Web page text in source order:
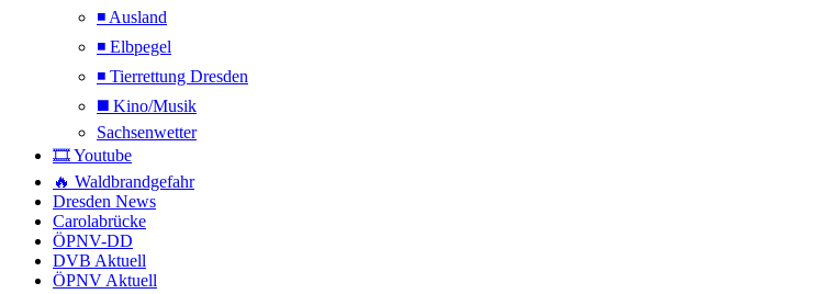
◾ Ausland
◾ Elbpegel
◾ Tierrettung Dresden
◼️ Kino/Musik
Sachsenwetter
🎞️ Youtube
🔥 Waldbrandgefahr
Dresden News
Carolabrücke
ÖPNV-DD
DVB Aktuell
ÖPNV Aktuell